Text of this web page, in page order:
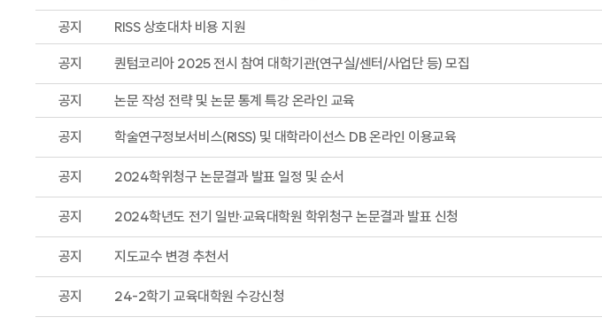
공지
RISS 상호대차 비용 지원
공지 퀀텀코리아 2025 전시 참여 대학기관(연구실/센터/사업단 등) 모집
공지 논문 작성 전략 및 논문 통계 특강 온라인 교육
공지 학술연구정보서비스(RISS) 및 대학라이선스 DB 온라인 이용교육
공지 2024학위청구 논문결과 발표 일정 및 순서
공지 2024학년도 전기 일반·교육대학원 학위청구 논문결과 발표 신청
공지 지도교수 변경 추천서
공지 24-2학기 교육대학원 수강신청